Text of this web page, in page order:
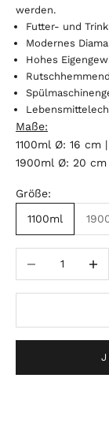
werden.
Futter- und
Modernes
Hohes
Maße:
1100ml Ø: 16 cm
1900ml Ø: 20 cm
Größe:
1100ml
Anzahl verringern